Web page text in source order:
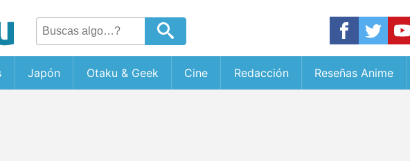
Japón Otaku & Geek Cine Redacción Reseñas Anime